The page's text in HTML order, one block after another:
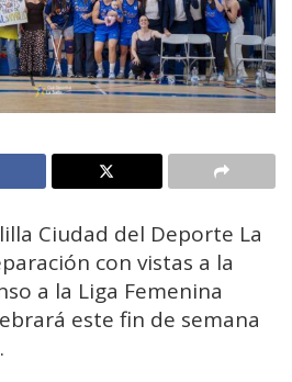
Ciudad del Deporte La
con vistas a la
a la Liga Femenina
este fin de semana